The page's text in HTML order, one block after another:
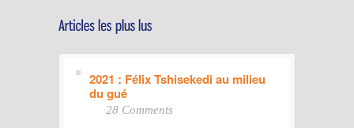
2021 : Félix Tshisekedi au milieu
du gué
28 Comments